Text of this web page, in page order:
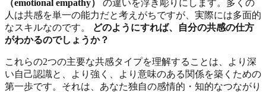
（emotional empathy）
の違いを浮き彫りにします。多くの
人は共感を単一の能力だと考えがちですが、実際には多面的
なスキルなのです。
どのようにすれば、自分の共感の仕方
がわかるのでしょうか？
これらの2つの主要な共感タイプを理解することは、より深
い自己認識と、より強く、より意味のある関係を築くための
第一歩です。それは、あなた独自の感情的・知的なつながり